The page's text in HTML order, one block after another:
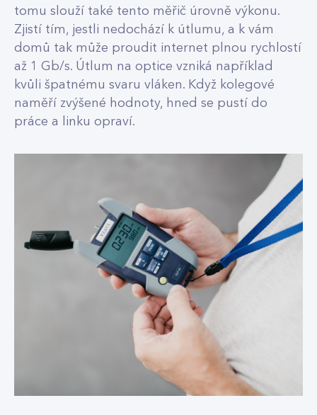
tomu slouží také tento měřič úrovně výkonu.
Zjistí tím, jestli nedochází k útlumu, a k vám
domů tak může proudit internet plnou rychlostí
až 1 Gb/s. Útlum na optice vzniká například
kvůli špatnému svaru vláken. Když kolegové
naměří zvýšené hodnoty, hned se pustí do
práce a linku opraví.